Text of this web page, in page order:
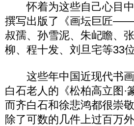
怀着为这些自己心目中
撰写出版了《画坛巨匠——
叔孺、孙雪泥、朱屺瞻、
柳、程十发、刘旦宅等33
这些年中国近现代书画
白石老人的《松柏高立图·
而齐白石和徐悲鸿都很崇
除了可数的几件上过百万